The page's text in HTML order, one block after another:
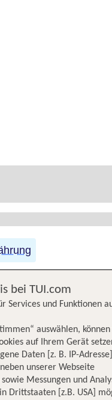
bei TUI.com
Services und Funktionen
auswählen,
auf Ihrem Gerät
Daten [z. B. IP-
unserer Webseite
Messungen und
Drittstaaten [z.B. USA]